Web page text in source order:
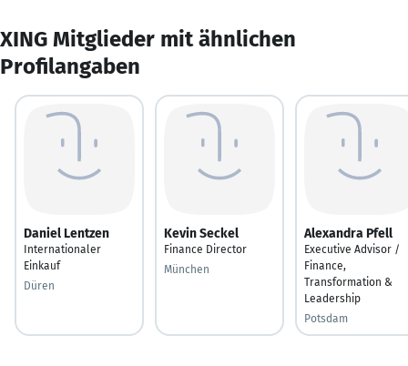
XING Mitglieder mit ähnlichen
Profilangaben
Daniel Lentzen
Internationaler
Einkauf
Düren
Kevin Seckel
Finance Director
München
Alexandra Pfell
Executive Advisor /
Finance,
Transformation &
Leadership
Potsdam